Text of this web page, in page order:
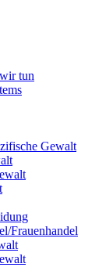
tun
Gewalt
Frauenhandel